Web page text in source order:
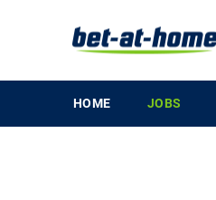
HOME JOBS